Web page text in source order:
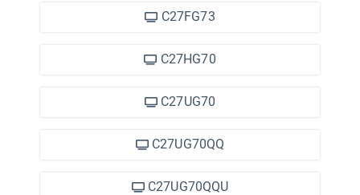
C27FG73
C27HG70
C27UG70
C27UG70QQ
C27UG70QQU